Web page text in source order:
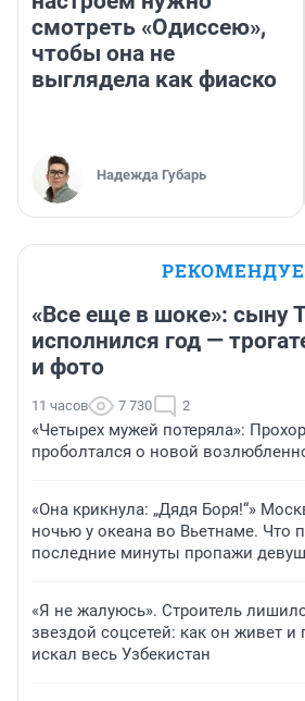
смотреть «Одиссею»,
чтобы она не
выглядела как фиаско
Надежда Губарь
«Все еще в шоке»: сыну
исполнился год —
и фото
11 часов 7 730 2
«Четырех мужей потеряла»:
проболтался о новой
«Она крикнула: „Дядя Боря!“»
ночью у океана во Вьетнаме. Что
последние минуты пропажи
«Я не жалуюсь». Строитель
звездой соцсетей: как он живет
искал весь Узбекистан